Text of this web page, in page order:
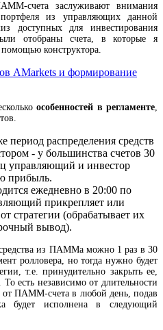
счета заслуживают внимания
из управляющих данной
доступных для инвестирования
отобраны счета, в которые я
помощью конструктора.
AMarkets и формирование
особенностей в регламенте,
период распределения средств
- у большинства счетов 30
управляющий и инвестор
прибыль.
ежедневно в 20:00 по
прикрепляет или
стратегии (обрабатывает их
вывод).
из ПАММа можно 1 раз в 30
ролловера, но тогда нужно будет
т.е. принудительно закрыть ее,
есть независимо от длительности
от ПАММ-счета в любой день, подав
будет исполнена в следующий